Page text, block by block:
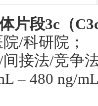
片段3c（
/科研院；
接法/竞争
– 480 ng/